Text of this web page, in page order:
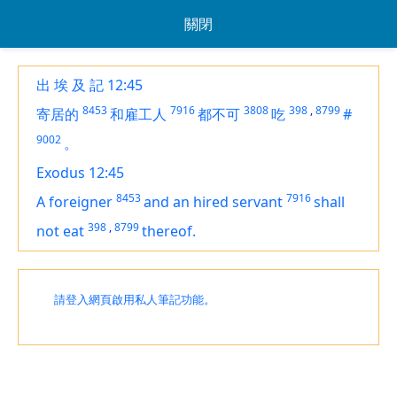
關閉
出 埃 及 記 12:45
寄居的 8453和雇工人 7916都不可 3808吃 398 ,8799#
9002 。
Exodus 12:45
A foreigner 8453and an hired servant 7916shall
not eat 398 ,8799thereof.
請登入網頁啟用私人筆記功能。